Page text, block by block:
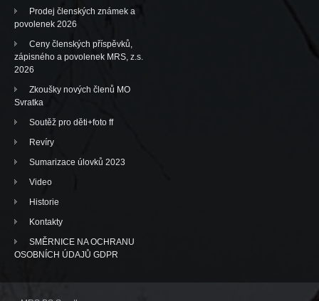
Prodej členských známek a
povolenek 2026
Ceny členských příspěvků,
zápisného a povolenek MRS, z.s.
2026
Zkoušky nových členů MO
Svratka
Soutěž pro děti+foto ff
Revíry
Sumarizace úlovků 2023
Video
Historie
Kontakty
SMĚRNICE NA OCHRANU
OSOBNÍCH ÚDAJŮ GDPR